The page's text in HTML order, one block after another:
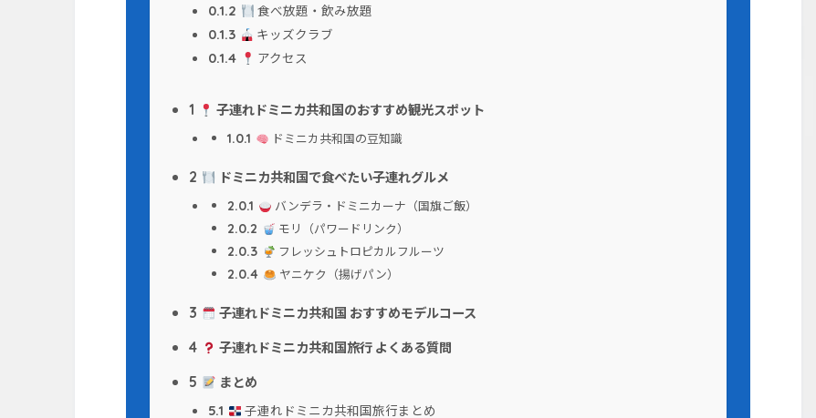
0.1.2 食べ放題・飲み放題
0.1.3 キッズクラブ
0.1.4 アクセス
1 子連れドミニカ共和国のおすすめ観光スポット
1.0.1 ドミニカ共和国の豆知識
2 ドミニカ共和国で食べたい子連れグルメ
2.0.1 バンデラ・ドミニカーナ（国旗ご飯）
2.0.2 モリ（パワードリンク）
2.0.3 フレッシュトロピカルフルーツ
2.0.4 ヤニケク（揚げパン）
3 子連れドミニカ共和国 おすすめモデルコース
4 子連れドミニカ共和国旅行 よくある質問
5 まとめ
5.1 子連れドミニカ共和国旅行まとめ